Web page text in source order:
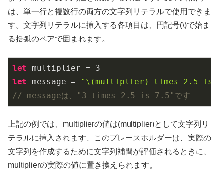
は、単一行と複数行の両方の文字列リテラルで使用できま
す。文字列リテラルに挿入する各項目は、円記号(\)で始ま
る括弧のペアで囲まれます。
let multiplier = 3
let message =
"\(multiplier) times 2.5 is
// messageは、"3 times 2.5 is 7.5"です
上記の例では、multiplierの値は(multiplier)として文字列リ
テラルに挿入されます。このプレースホルダーは、実際の
文字列を作成するために文字列補間が評価されるときに、
multiplierの実際の値に置き換えられます。